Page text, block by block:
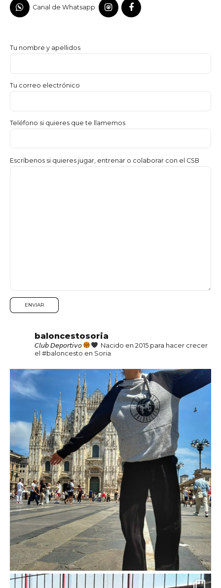
Canal de Whatsapp
Tu nombre y apellidos
Tu correo electrónico
Teléfono si quieres que te llamemos
Escríbenos si quieres jugar, entrenar o colaborar con el CSB
baloncestosoria
𝘊𝘭𝘶𝘣 𝘋𝘦𝘱𝘰𝘳𝘵𝘪𝘷𝘰
Nacido en 2015 para hacer crecer
el #baloncesto en Soria